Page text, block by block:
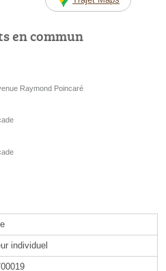
en commun
Raymond Poincaré
individuel